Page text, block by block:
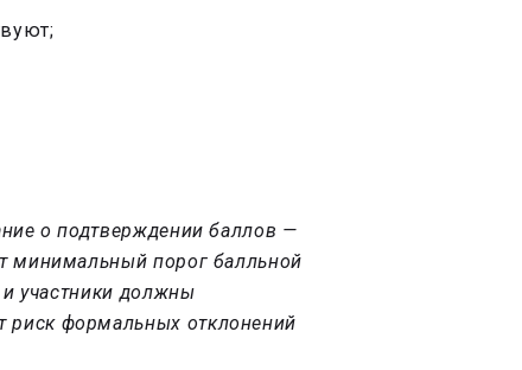
о подтверждении баллов —
минимальный порог балльной
и участники должны
риск формальных отклонений